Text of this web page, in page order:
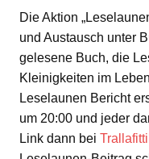
Die Aktion
und Austausch unter
gelesene Buch, die
Kleinigkeiten im
Leselaunen Bericht
um 20:00 und jeder
Link dann bei